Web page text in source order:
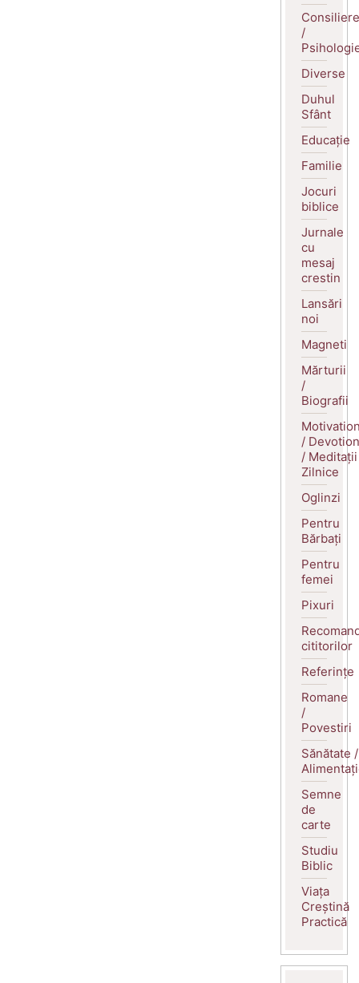
Consiliere
/
Diverse
Duhul
Sfânt
Educație
Familie
Jocuri
biblice
Jurnale
cu
mesaj
crestin
Lansări
noi
Magneti
Mărturii
/
Biografii
/
/ Meditații
Zilnice
Oglinzi
Pentru
Bărbați
Pentru
femei
Pixuri
cititorilor
Referințe
Romane
/
Povestiri
Sănătate /
Semne
de
carte
Studiu
Biblic
Viața
Creștină
Practică